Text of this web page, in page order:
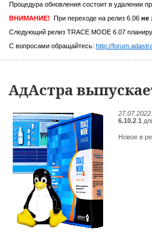
Процедура обновления состоит в удалении
ВНИМАНИЕ! При переходе на релиз 6.06 не
Следующий релиз TRACE MODE 6.07
С вопросами обращайтесь: http://
АдАстра
6.10.2 1
Новое в